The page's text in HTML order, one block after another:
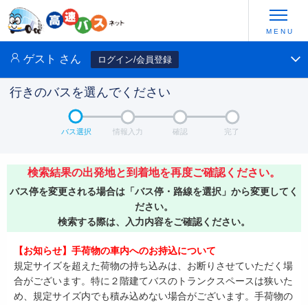
ゲスト さん ログイン/会員登録
行きのバスを選んでください
バス選択 情報入力 確認 完了
検索結果の出発地と到着地を再度ご確認ください。
バス停を変更される場合は「バス停・路線を選択」から変更してく
ださい。
検索する際は、入力内容をご確認ください。
【お知らせ】手荷物の車内へのお持込について
規定サイズを超えた荷物の持ち込みは、お断りさせていただく場
合がございます。特に２階建てバスのトランクスペースは狭いた
め、規定サイズ内でも積み込めない場合がございます。手荷物の